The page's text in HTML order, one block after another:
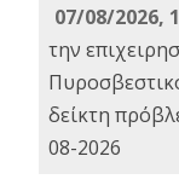
07/08/2026,
την
δείκτη
08-2026